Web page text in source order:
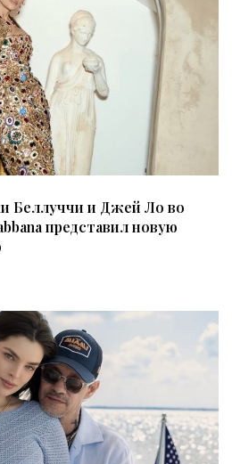
Беллуччи и Джей Ло во
представил новую